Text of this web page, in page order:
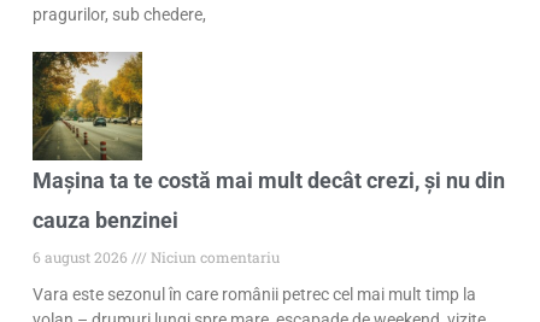
pragurilor, sub chedere,
Mașina ta te costă mai mult decât crezi, și nu din
cauza benzinei
6 august 2026
Niciun comentariu
Vara este sezonul în care românii petrec cel mai mult timp la